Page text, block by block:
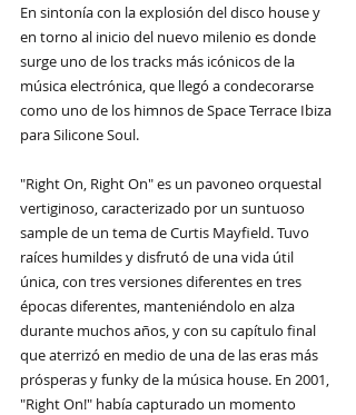
En sintonía con la explosión del disco house y
en torno al inicio del nuevo milenio es donde
surge uno de los tracks más icónicos de la
música electrónica, que llegó a condecorarse
como uno de los himnos de Space Terrace Ibiza
para Silicone Soul.
"Right On, Right On" es un pavoneo orquestal
vertiginoso, caracterizado por un suntuoso
sample de un tema de Curtis Mayfield. Tuvo
raíces humildes y disfrutó de una vida útil
única, con tres versiones diferentes en tres
épocas diferentes, manteniéndolo en alza
durante muchos años, y con su capítulo final
que aterrizó en medio de una de las eras más
prósperas y funky de la música house. En 2001,
"Right On!" había capturado un momento